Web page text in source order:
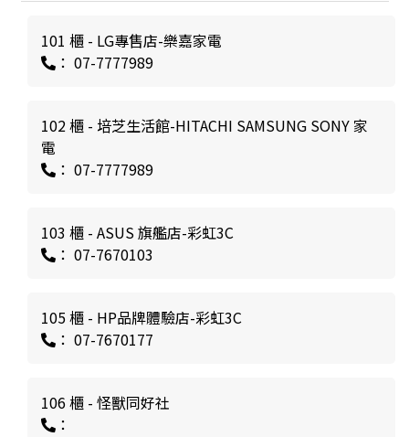
101 櫃 - LG專售店-樂嘉家電
： 07-7777989
102 櫃 - 培芝生活館-HITACHI SAMSUNG SONY 家
電
： 07-7777989
103 櫃 - ASUS 旗艦店-彩虹3C
： 07-7670103
105 櫃 - HP品牌體驗店-彩虹3C
： 07-7670177
106 櫃 - 怪獸同好社
：